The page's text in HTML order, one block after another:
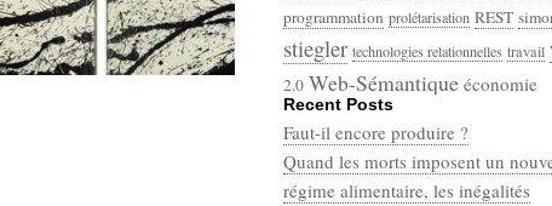
Recent Posts
Faut-il encore produire ?
Quand les morts imposent un
régime alimentaire, les inégalités
programmation prolétarisation REST
stiegler technologies relationnelles travail
2.0 Web-Sémantique économie
écriture
Categories
Défaut